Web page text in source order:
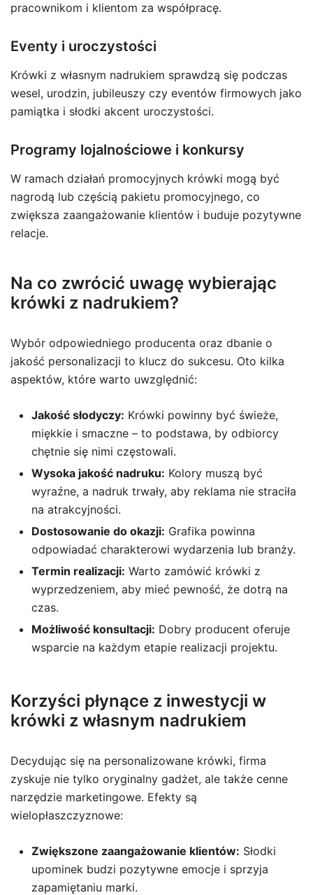
pracownikom i klientom za współpracę.
Eventy i uroczystości
Krówki z własnym nadrukiem sprawdzą się podczas
wesel, urodzin, jubileuszy czy eventów firmowych jako
pamiątka i słodki akcent uroczystości.
Programy lojalnościowe i konkursy
W ramach działań promocyjnych krówki mogą być
nagrodą lub częścią pakietu promocyjnego, co
zwiększa zaangażowanie klientów i buduje pozytywne
relacje.
Na co zwrócić uwagę wybierając
krówki z nadrukiem?
Wybór odpowiedniego producenta oraz dbanie o
jakość personalizacji to klucz do sukcesu. Oto kilka
aspektów, które warto uwzględnić:
Jakość słodyczy: Krówki powinny być świeże,
miękkie i smaczne – to podstawa, by odbiorcy
chętnie się nimi częstowali.
Wysoka jakość nadruku: Kolory muszą być
wyraźne, a nadruk trwały, aby reklama nie straciła
na atrakcyjności.
Dostosowanie do okazji: Grafika powinna
odpowiadać charakterowi wydarzenia lub branży.
Termin realizacji: Warto zamówić krówki z
wyprzedzeniem, aby mieć pewność, że dotrą na
czas.
Możliwość konsultacji: Dobry producent oferuje
wsparcie na każdym etapie realizacji projektu.
Korzyści płynące z inwestycji w
krówki z własnym nadrukiem
Decydując się na personalizowane krówki, firma
zyskuje nie tylko oryginalny gadżet, ale także cenne
narzędzie marketingowe. Efekty są
wielopłaszczyznowe:
Zwiększone zaangażowanie klientów: Słodki
upominek budzi pozytywne emocje i sprzyja
zapamiętaniu marki.